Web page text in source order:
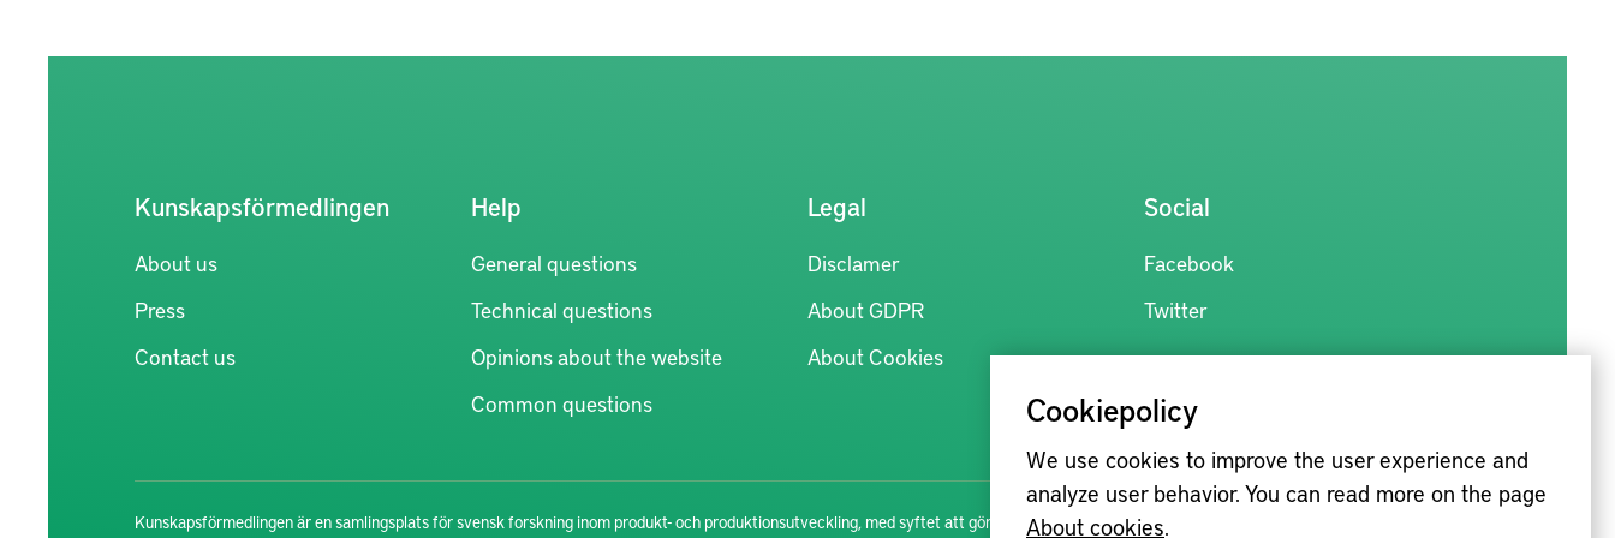
Cookiepolicy
We use cookies to improve the user experience and
analyze user behavior. You can read more on the page
About cookies.
Kunskapsförmedlingen
About us
Press
Contact us
Help
General questions
Technical questions
Opinions about the website
Common questions
Legal
Disclamer
About GDPR
About Cookies
Social
Facebook
Twitter
Kunskapsförmedlingen är en samlingsplats för svensk forskning inom produkt- och produktionsutveckling, med syftet att göra